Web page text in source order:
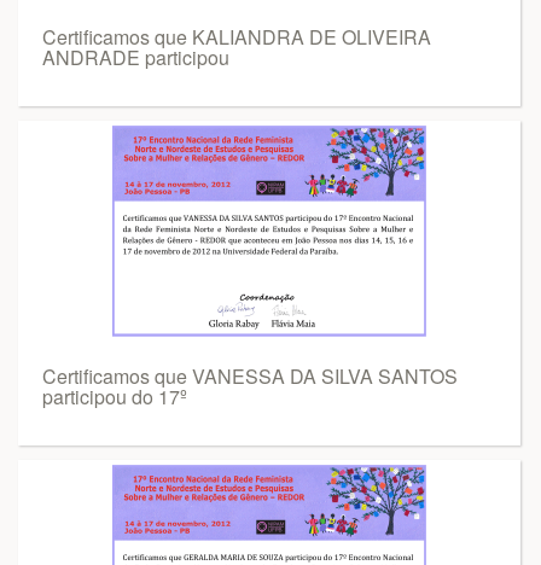
Certificamos que KALIANDRA DE OLIVEIRA
ANDRADE participou
Certificamos que VANESSA DA SILVA SANTOS
participou do 17º